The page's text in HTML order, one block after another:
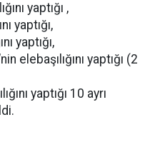
yaptığı ,
yaptığı,
yaptığı,
elebaşılığını yaptığı (2
yaptığı 10 ayrı